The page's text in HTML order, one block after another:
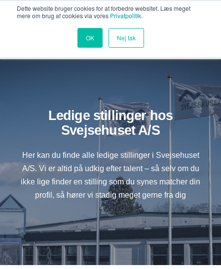
Dette website bruger cookies for at forbedre websitet. Læs meget
mere om brug af cookies via vores Privatpolitik.
OK Nej tak
Ledige stillinger hos
Svejsehuset A/S
Her kan du finde alle ledige stillinger i Svejsehuset
A/S. Vi er altid på udkig efter talent – så selv om du
ikke lige finder en stilling som du synes matcher din
profil, så hører vi stadig meget gerne fra dig